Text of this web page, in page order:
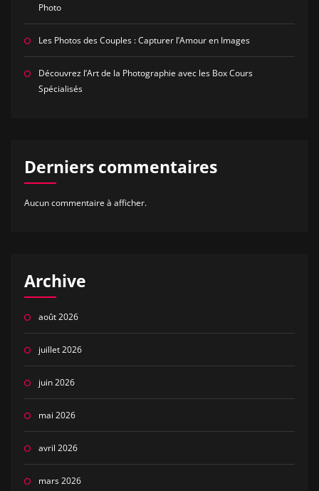
Photo
Les Photos des Couples : Capturer l’Amour en Images
Découvrez l’Art de la Photographie avec les Box Cours
Spécialisés
Derniers commentaires
Aucun commentaire à afficher.
Archive
août 2026
juillet 2026
juin 2026
mai 2026
avril 2026
mars 2026